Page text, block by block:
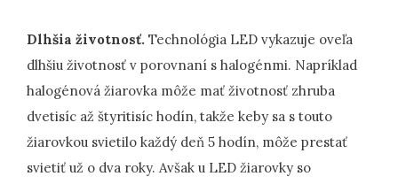
Dlhšia životnosť. Technológia LED vykazuje oveľa
dlhšiu životnosť v porovnaní s halogénmi. Napríklad
halogénová žiarovka môže mať životnosť zhruba
dvetisíc až štyritisíc hodín, takže keby sa s touto
žiarovkou svietilo každý deň 5 hodín, môže prestať
svietiť už o dva roky. Avšak u LED žiarovky so